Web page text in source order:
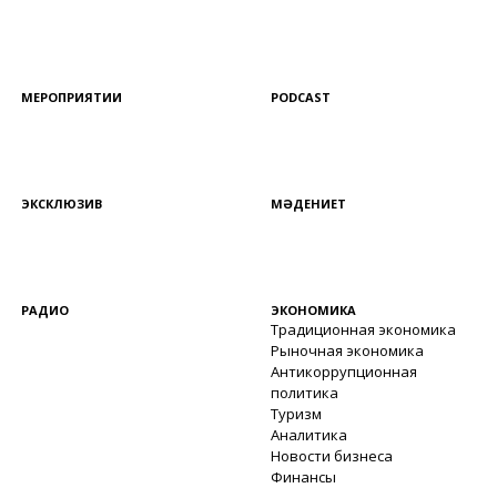
МЕРОПРИЯТИИ PODCAST
ЭКСКЛЮЗИВ МӘДЕНИЕТ
РАДИО ЭКОНОМИКА
Традиционная экономика
Рыночная экономика
Антикоррупционная
политика
Туризм
Аналитика
Новости бизнеса
Финансы